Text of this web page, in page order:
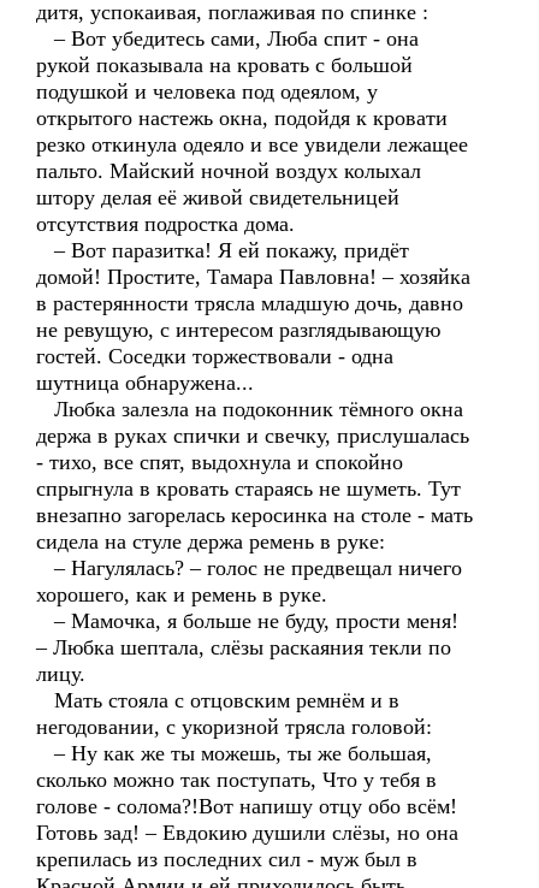
дитя, успокаивая, поглаживая по спинке :
– Вот убедитесь сами, Люба спит - она
рукой показывала на кровать с большой
подушкой и человека под одеялом, у
открытого настежь окна, подойдя к кровати
резко откинула одеяло и все увидели лежащее
пальто. Майский ночной воздух колыхал
штору делая её живой свидетельницей
отсутствия подростка дома.
– Вот паразитка! Я ей покажу, придёт
домой! Простите, Тамара Павловна! – хозяйка
в растерянности трясла младшую дочь, давно
не ревущую, с интересом разглядывающую
гостей. Соседки торжествовали - одна
шутница обнаружена...
Любка залезла на подоконник тёмного окна
держа в руках спички и свечку, прислушалась
- тихо, все спят, выдохнула и спокойно
спрыгнула в кровать стараясь не шуметь. Тут
внезапно загорелась керосинка на столе - мать
сидела на стуле держа ремень в руке:
– Нагулялась? – голос не предвещал ничего
хорошего, как и ремень в руке.
– Мамочка, я больше не буду, прости меня!
– Любка шептала, слёзы раскаяния текли по
лицу.
Мать стояла с отцовским ремнём и в
негодовании, с укоризной трясла головой:
– Ну как же ты можешь, ты же большая,
сколько можно так поступать, Что у тебя в
голове - солома?!Вот напишу отцу обо всём!
Готовь зад! – Евдокию душили слёзы, но она
крепилась из последних сил - муж был в